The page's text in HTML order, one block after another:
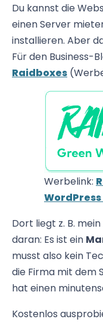
Du kannst die
einen Server
installieren. Aber
Für den Business-
Raidboxes
Werbelink:
Dort liegt z. B.
daran: Es ist ein
musst also kein
die Firma mit dem
hat einen
Kostenlos